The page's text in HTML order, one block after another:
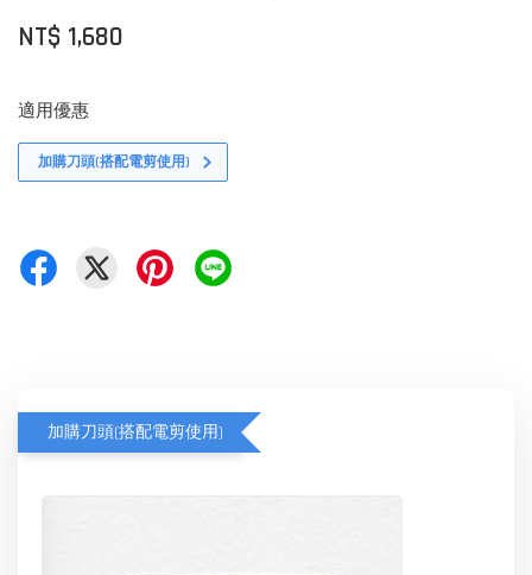
NT$ 1,680
適用優惠
加購刀頭(搭配電剪使用)
加購刀頭(搭配電剪使用)